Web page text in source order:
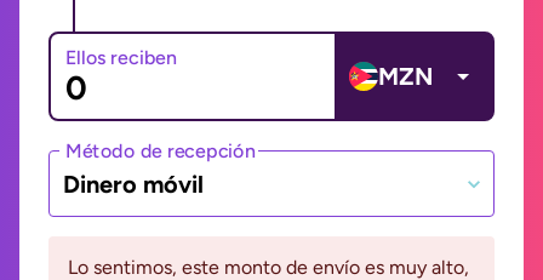
Ellos reciben
MZN
Método de recepción
Dinero móvil
Lo sentimos, este monto de envío es muy alto,